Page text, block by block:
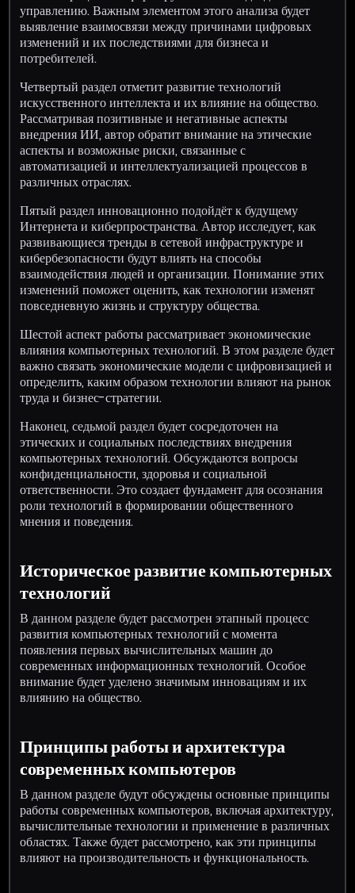
управлению. Важным элементом этого анализа будет
выявление взаимосвязи между причинами цифровых
изменений и их последствиями для бизнеса и
потребителей.
Четвертый раздел отметит развитие технологий
искусственного интеллекта и их влияние на общество.
Рассматривая позитивные и негативные аспекты
внедрения ИИ, автор обратит внимание на этические
аспекты и возможные риски, связанные с
автоматизацией и интеллектуализацией процессов в
различных отраслях.
Пятый раздел инновационно подойдёт к будущему
Интернета и киберпространства. Автор исследует, как
развивающиеся тренды в сетевой инфраструктуре и
кибербезопасности будут влиять на способы
взаимодействия людей и организации. Понимание этих
изменений поможет оценить, как технологии изменят
повседневную жизнь и структуру общества.
Шестой аспект работы рассматривает экономические
влияния компьютерных технологий. В этом разделе будет
важно связать экономические модели с цифровизацией и
определить, каким образом технологии влияют на рынок
труда и бизнес-стратегии.
Наконец, седьмой раздел будет сосредоточен на
этических и социальных последствиях внедрения
компьютерных технологий. Обсуждаются вопросы
конфиденциальности, здоровья и социальной
ответственности. Это создает фундамент для осознания
роли технологий в формировании общественного
мнения и поведения.
Историческое развитие компьютерных
технологий
В данном разделе будет рассмотрен этапный процесс
развития компьютерных технологий с момента
появления первых вычислительных машин до
современных информационных технологий. Особое
внимание будет уделено значимым инновациям и их
влиянию на общество.
Принципы работы и архитектура
современных компьютеров
В данном разделе будут обсуждены основные принципы
работы современных компьютеров, включая архитектуру,
вычислительные технологии и применение в различных
областях. Также будет рассмотрено, как эти принципы
влияют на производительность и функциональность.